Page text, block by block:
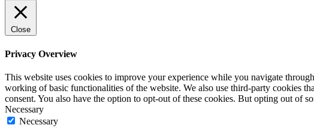
Close
Privacy Overview
This website uses cookies to improve your experience while you navigate
working of basic functionalities of the website. We also use third-party cookies
consent. You also have the option to opt-out of these cookies. But opting out of
Necessary
Necessary